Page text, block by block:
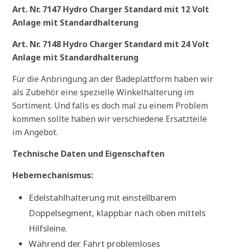
Art. Nr. 7147 Hydro Charger Standard mit 12 Volt
Anlage mit Standardhalterung
Art. Nr. 7148 Hydro Charger Standard mit 24 Volt
Anlage mit Standardhalterung
Für die Anbringung an der Badeplattform haben wir
als Zubehör eine spezielle Winkelhalterung im
Sortiment. Und falls es doch mal zu einem Problem
kommen sollte haben wir verschiedene Ersatzteile
im Angebot.
Technische Daten und Eigenschaften
Hebemechanismus:
Edelstahlhalterung mit einstellbarem
Doppelsegment, klappbar nach oben mittels
Hilfsleine.
Während der Fahrt problemloses